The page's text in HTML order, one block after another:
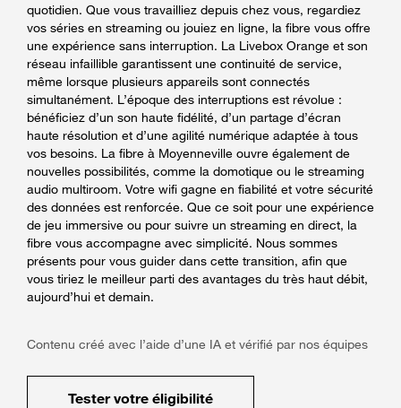
quotidien. Que vous travailliez depuis chez vous, regardiez
vos séries en streaming ou jouiez en ligne, la fibre vous offre
une expérience sans interruption. La Livebox Orange et son
réseau infaillible garantissent une continuité de service,
même lorsque plusieurs appareils sont connectés
simultanément. L’époque des interruptions est révolue :
bénéficiez d’un son haute fidélité, d’un partage d’écran
haute résolution et d’une agilité numérique adaptée à tous
vos besoins. La fibre à Moyenneville ouvre également de
nouvelles possibilités, comme la domotique ou le streaming
audio multiroom. Votre wifi gagne en fiabilité et votre sécurité
des données est renforcée. Que ce soit pour une expérience
de jeu immersive ou pour suivre un streaming en direct, la
fibre vous accompagne avec simplicité. Nous sommes
présents pour vous guider dans cette transition, afin que
vous tiriez le meilleur parti des avantages du très haut débit,
aujourd’hui et demain.
Contenu créé avec l’aide d’une IA et vérifié par nos équipes
Tester votre éligibilité